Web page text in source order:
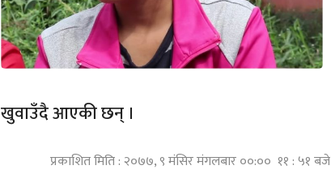
खुवाउँदै आएकी छन् ।
प्रकाशित मिति : २०७७, ९ मंसिर मंगलबार ००:०० ११ : ५१ बजे